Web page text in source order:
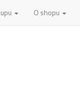
O shopu